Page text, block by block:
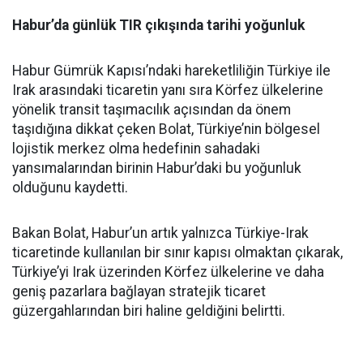
Habur’da günlük TIR çıkışında tarihi yoğunluk
Habur Gümrük Kapısı’ndaki hareketliliğin Türkiye ile
Irak arasındaki ticaretin yanı sıra Körfez ülkelerine
yönelik transit taşımacılık açısından da önem
taşıdığına dikkat çeken Bolat, Türkiye’nin bölgesel
lojistik merkez olma hedefinin sahadaki
yansımalarından birinin Habur’daki bu yoğunluk
olduğunu kaydetti.
Bakan Bolat, Habur’un artık yalnızca Türkiye-Irak
ticaretinde kullanılan bir sınır kapısı olmaktan çıkarak,
Türkiye’yi Irak üzerinden Körfez ülkelerine ve daha
geniş pazarlara bağlayan stratejik ticaret
güzergahlarından biri haline geldiğini belirtti.